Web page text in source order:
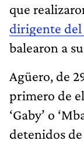
que
dirigente del
balearon a
Agüero, de
primero de
‘Gaby’ o
detenidos